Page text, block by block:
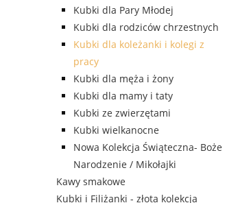
Kubki dla Pary Młodej
Kubki dla rodziców chrzestnych
Kubki dla koleżanki i kolegi z
pracy
Kubki dla męża i żony
Kubki dla mamy i taty
Kubki ze zwierzętami
Kubki wielkanocne
Nowa Kolekcja Świąteczna- Boże
Narodzenie / Mikołajki
Kawy smakowe
Kubki i Filiżanki - złota kolekcja